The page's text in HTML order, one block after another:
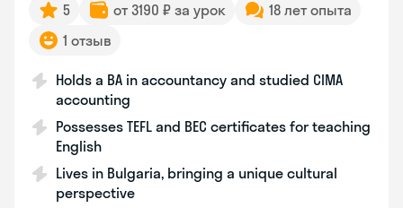
5 от 3190 ₽ за урок
18 лет опыта
1 отзыв
Holds a BA in accountancy and studied CIMA
accounting
Possesses TEFL and BEC certificates for teaching
English
Lives in Bulgaria, bringing a unique cultural
perspective